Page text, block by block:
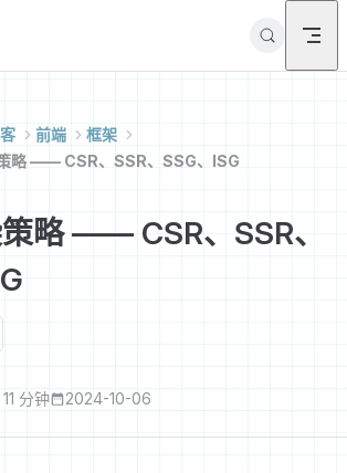
前端
框架
略 —— CSR、SSR、SSG、ISG
略 —— CSR、SSR、
分钟 2024-10-06